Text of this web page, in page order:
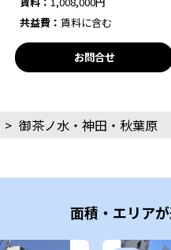
共益費： 賃料に含む
お問合せ
> 御茶ノ水・神田・秋葉原
面積・エリア